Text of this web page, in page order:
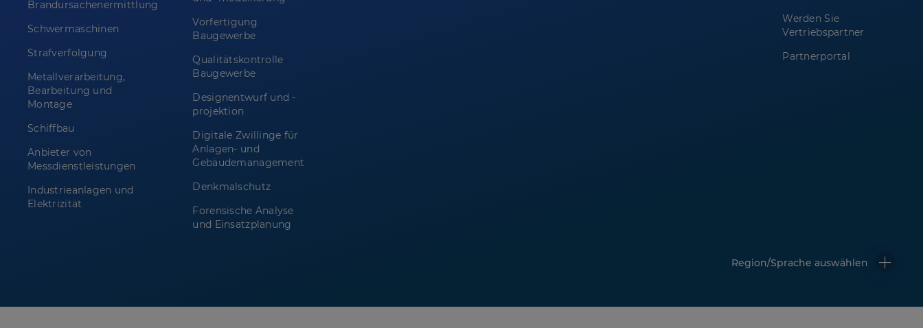
Brandursachenermittlung
Schwermaschinen
Strafverfolgung
Metallverarbeitung,
Bearbeitung und
Montage
Schiffbau
Anbieter von
Messdienstleistungen
Industrieanlagen und
Elektrizität
Vorfertigung
Baugewerbe
Qualitätskontrolle
Baugewerbe
Designentwurf und -
projektion
Digitale Zwillinge für
Anlagen- und
Gebäudemanagement
Denkmalschutz
Forensische Analyse
und Einsatzplanung
Werden Sie
Vertriebspartner
Partnerportal
Region/Sprache auswählen